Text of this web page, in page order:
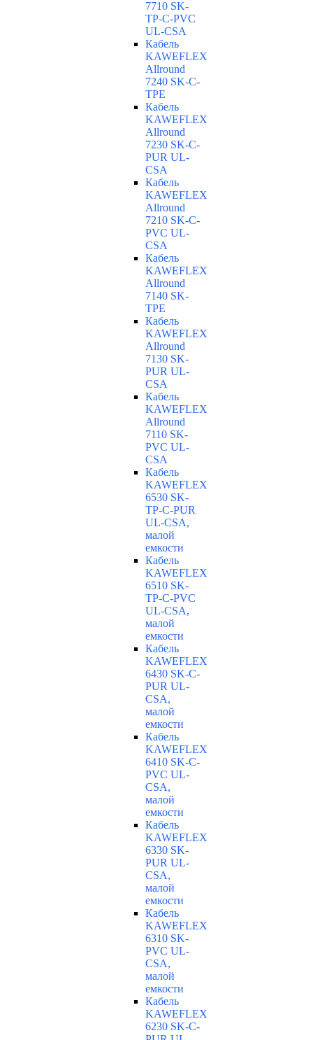
7710 SK-
TP-C-PVC
UL-CSA
Кабель
KAWEFLEX
Allround
7240 SK-C-
TPE
Кабель
KAWEFLEX
Allround
7230 SK-C-
PUR UL-
CSA
Кабель
KAWEFLEX
Allround
7210 SK-C-
PVC UL-
CSA
Кабель
KAWEFLEX
Allround
7140 SK-
TPE
Кабель
KAWEFLEX
Allround
7130 SK-
PUR UL-
CSA
Кабель
KAWEFLEX
Allround
7110 SK-
PVC UL-
CSA
Кабель
KAWEFLEX
6530 SK-
TP-C-PUR
UL-CSA,
малой
емкости
Кабель
KAWEFLEX
6510 SK-
TP-C-PVC
UL-CSA,
малой
емкости
Кабель
KAWEFLEX
6430 SK-C-
PUR UL-
CSA,
малой
емкости
Кабель
KAWEFLEX
6410 SK-C-
PVC UL-
CSA,
малой
емкости
Кабель
KAWEFLEX
6330 SK-
PUR UL-
CSA,
малой
емкости
Кабель
KAWEFLEX
6310 SK-
PVC UL-
CSA,
малой
емкости
Кабель
KAWEFLEX
6230 SK-C-